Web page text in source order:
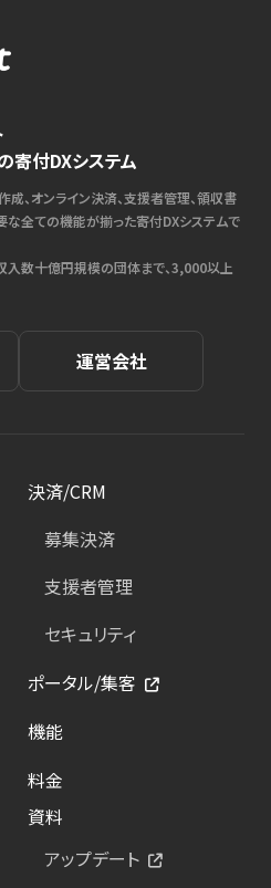
寄付DXシステム
成、オンライン決済、支援者管理、領収書
な全ての機能が揃った寄付DXシステムで
入数十億円規模の団体まで、3,000以上
運営会社
決済/CRM
募集決済
支援者管理
セキュリティ
ポータル/集客
機能
料金
資料
アップデート